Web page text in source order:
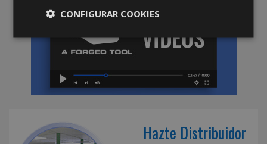
Hazte Distribuidor
CONFIGURAR COOKIES